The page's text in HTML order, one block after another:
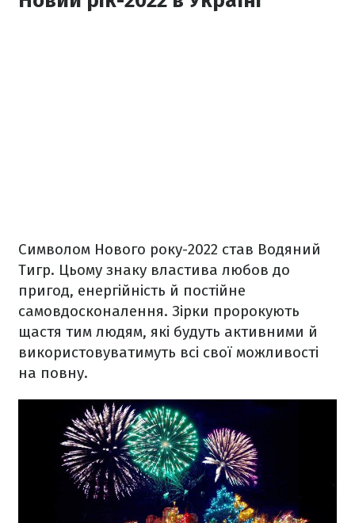
Символом Нового року-2022 став Водяний
Тигр. Цьому знаку властива любов до
пригод, енергійність й постійне
самовдосконалення. Зірки пророкують
щастя тим людям, які будуть активними й
використовуватимуть всі свої можливості
на повну.